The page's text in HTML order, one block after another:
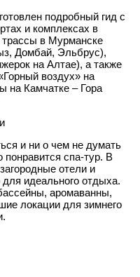
подробный гид с
и комплексах в
в Мурманске
Домбай, Эльбрус),
на Алтае), а также
воздух» на
на Камчатке – Гора
и ни о чем не думать
понравится спа-тур. В
отели и
для идеального отдыха.
аромаванны,
локации для зимнего